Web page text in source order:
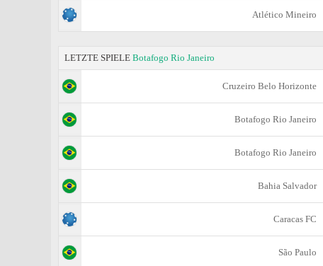
Atlético Mineiro
LETZTE SPIELE Botafogo Rio Janeiro
Cruzeiro Belo Horizonte
Botafogo Rio Janeiro
Botafogo Rio Janeiro
Bahia Salvador
Caracas FC
São Paulo